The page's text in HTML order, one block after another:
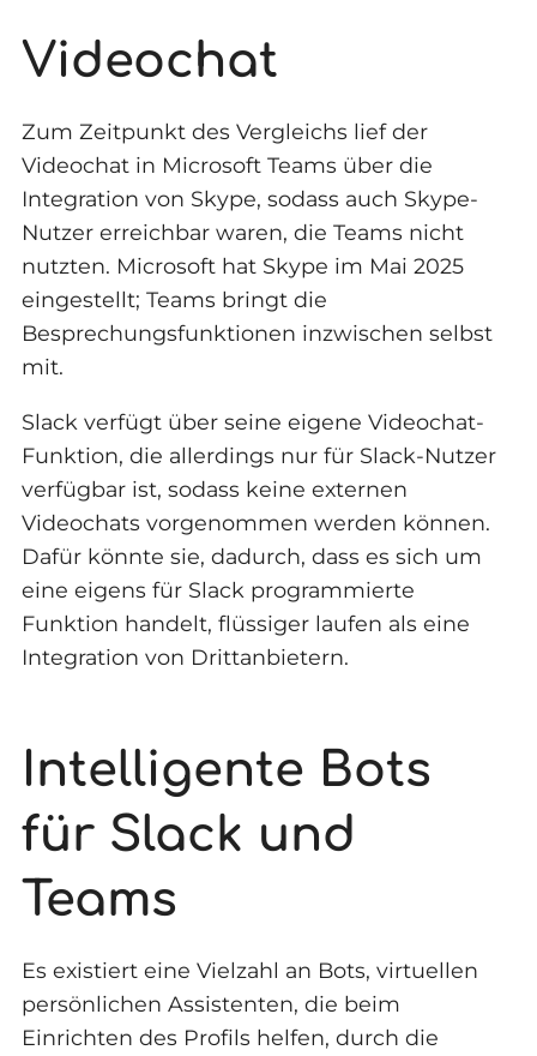
Videochat
Zum Zeitpunkt des Vergleichs lief der
Videochat in Microsoft Teams über die
Integration von Skype, sodass auch Skype-
Nutzer erreichbar waren, die Teams nicht
nutzten. Microsoft hat Skype im Mai 2025
eingestellt; Teams bringt die
Besprechungsfunktionen inzwischen selbst
mit.
Slack verfügt über seine eigene Videochat-
Funktion, die allerdings nur für Slack-Nutzer
verfügbar ist, sodass keine externen
Videochats vorgenommen werden können.
Dafür könnte sie, dadurch, dass es sich um
eine eigens für Slack programmierte
Funktion handelt, flüssiger laufen als eine
Integration von Drittanbietern.
Intelligente Bots
für Slack und
Teams
Es existiert eine Vielzahl an Bots, virtuellen
persönlichen Assistenten, die beim
Einrichten des Profils helfen, durch die